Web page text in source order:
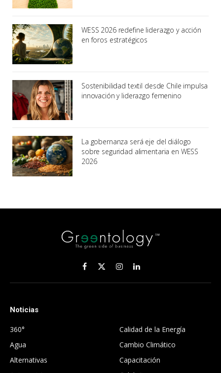
WESS 2026 redefine liderazgo y acción
en foros estratégicos
Sostenibilidad textil desde Chile impulsa
innovación y liderazgo femenino
La gobernanza será eje del diálogo
sobre seguridad alimentaria en WESS
2026
Facebook
X
(Twitter)
InstagramLinkedIn
Noticias
360°
Agua
Alternativas
Calidad de la Energía
Cambio Climático
Capacitación